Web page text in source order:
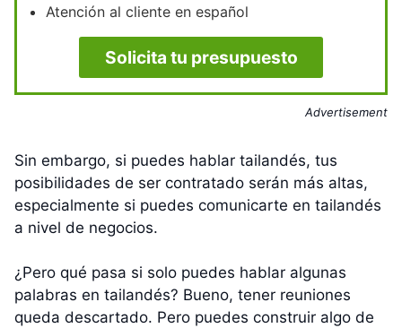
Atención al cliente en español
Solicita tu presupuesto
Advertisement
Sin embargo, si puedes hablar tailandés, tus
posibilidades de ser contratado serán más altas,
especialmente si puedes comunicarte en tailandés
a nivel de negocios.
¿Pero qué pasa si solo puedes hablar algunas
palabras en tailandés? Bueno, tener reuniones
queda descartado. Pero puedes construir algo de